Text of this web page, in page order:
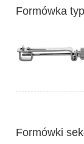
Formówka
Formówki